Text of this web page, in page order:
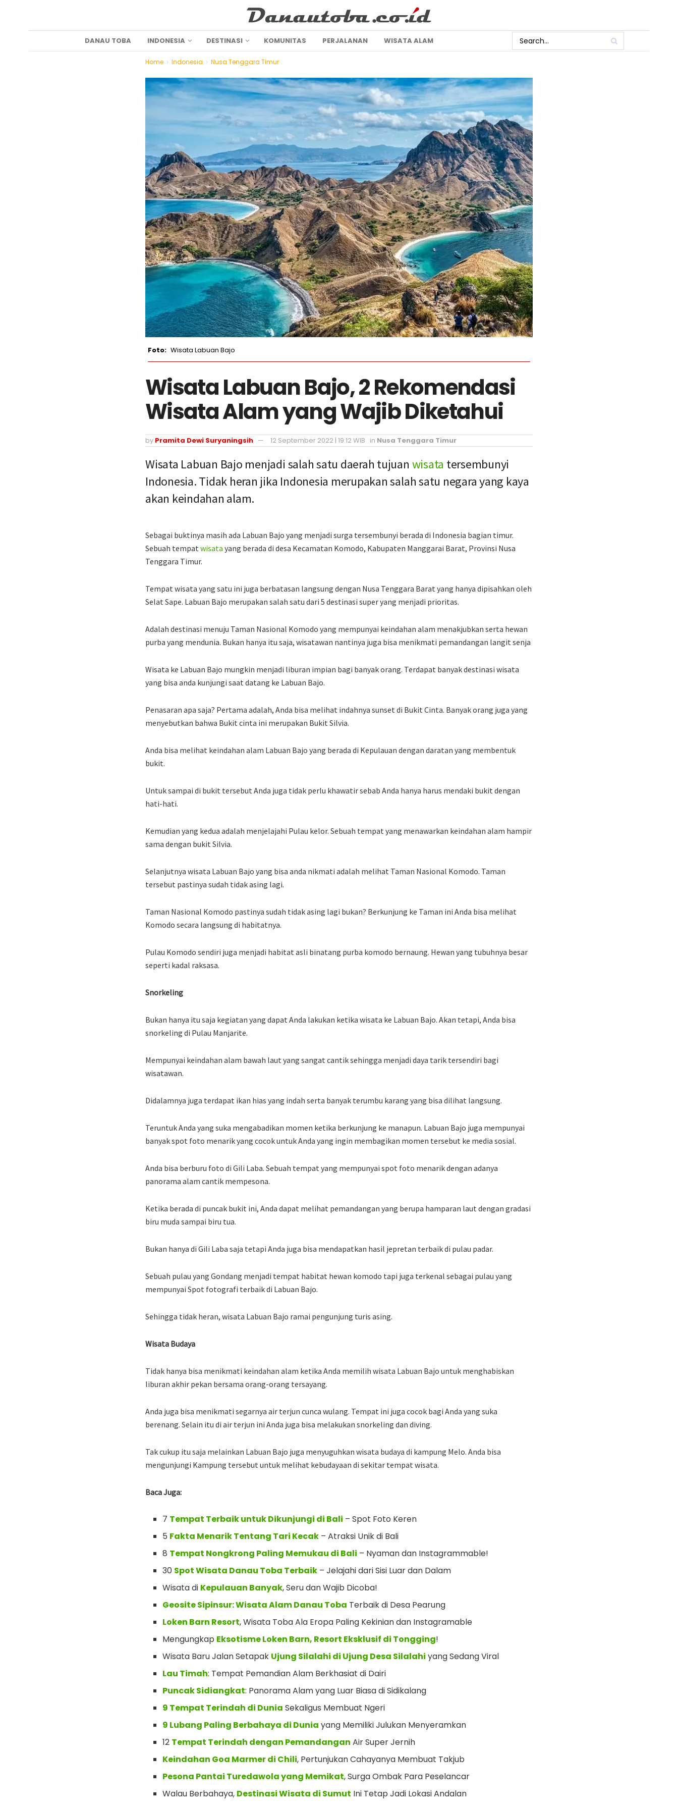
DANAU TOBA INDONESIA DESTINASI KOMUNITAS PERJALANAN WISATA ALAM
Home Indonesia Nusa Tenggara Timur
Wisata Labuan Bajo
Wisata Labuan Bajo, 2 Rekomendasi
Wisata Alam yang Wajib Diketahui
by Pramita Dewi Suryaningsih 12 September 2022 | 19:12 WIB in Nusa Tenggara Timur
Wisata Labuan Bajo menjadi salah satu daerah tujuan wisata tersembunyi
Indonesia. Tidak heran jika Indonesia merupakan salah satu negara yang kaya
akan keindahan alam.
Sebagai buktinya masih ada Labuan Bajo yang menjadi surga tersembunyi berada di Indonesia bagian timur.
Sebuah tempat wisata yang berada di desa Kecamatan Komodo, Kabupaten Manggarai Barat, Provinsi Nusa
Tenggara Timur.
Tempat wisata yang satu ini juga berbatasan langsung dengan Nusa Tenggara Barat yang hanya dipisahkan oleh
Selat Sape. Labuan Bajo merupakan salah satu dari 5 destinasi super yang menjadi prioritas.
Adalah destinasi menuju Taman Nasional Komodo yang mempunyai keindahan alam menakjubkan serta hewan
purba yang mendunia. Bukan hanya itu saja, wisatawan nantinya juga bisa menikmati pemandangan langit senja
Wisata ke Labuan Bajo mungkin menjadi liburan impian bagi banyak orang. Terdapat banyak destinasi wisata
yang bisa anda kunjungi saat datang ke Labuan Bajo.
Penasaran apa saja? Pertama adalah, Anda bisa melihat indahnya sunset di Bukit Cinta. Banyak orang juga yang
menyebutkan bahwa Bukit cinta ini merupakan Bukit Silvia.
Anda bisa melihat keindahan alam Labuan Bajo yang berada di Kepulauan dengan daratan yang membentuk
bukit.
Untuk sampai di bukit tersebut Anda juga tidak perlu khawatir sebab Anda hanya harus mendaki bukit dengan
hati-hati.
Kemudian yang kedua adalah menjelajahi Pulau kelor. Sebuah tempat yang menawarkan keindahan alam hampir
sama dengan bukit Silvia.
Selanjutnya wisata Labuan Bajo yang bisa anda nikmati adalah melihat Taman Nasional Komodo. Taman
tersebut pastinya sudah tidak asing lagi.
Taman Nasional Komodo pastinya sudah tidak asing lagi bukan? Berkunjung ke Taman ini Anda bisa melihat
Komodo secara langsung di habitatnya.
Pulau Komodo sendiri juga menjadi habitat asli binatang purba komodo bernaung. Hewan yang tubuhnya besar
seperti kadal raksasa.
Snorkeling
Bukan hanya itu saja kegiatan yang dapat Anda lakukan ketika wisata ke Labuan Bajo. Akan tetapi, Anda bisa
snorkeling di Pulau Manjarite.
Mempunyai keindahan alam bawah laut yang sangat cantik sehingga menjadi daya tarik tersendiri bagi
wisatawan.
Didalamnya juga terdapat ikan hias yang indah serta banyak terumbu karang yang bisa dilihat langsung.
Teruntuk Anda yang suka mengabadikan momen ketika berkunjung ke manapun. Labuan Bajo juga mempunyai
banyak spot foto menarik yang cocok untuk Anda yang ingin membagikan momen tersebut ke media sosial.
Anda bisa berburu foto di Gili Laba. Sebuah tempat yang mempunyai spot foto menarik dengan adanya
panorama alam cantik mempesona.
Ketika berada di puncak bukit ini, Anda dapat melihat pemandangan yang berupa hamparan laut dengan gradasi
biru muda sampai biru tua.
Bukan hanya di Gili Laba saja tetapi Anda juga bisa mendapatkan hasil jepretan terbaik di pulau padar.
Sebuah pulau yang Gondang menjadi tempat habitat hewan komodo tapi juga terkenal sebagai pulau yang
mempunyai Spot fotografi terbaik di Labuan Bajo.
Sehingga tidak heran, wisata Labuan Bajo ramai pengunjung turis asing.
Wisata Budaya
Tidak hanya bisa menikmati keindahan alam ketika Anda memilih wisata Labuan Bajo untuk menghabiskan
liburan akhir pekan bersama orang-orang tersayang.
Anda juga bisa menikmati segarnya air terjun cunca wulang. Tempat ini juga cocok bagi Anda yang suka
berenang. Selain itu di air terjun ini Anda juga bisa melakukan snorkeling dan diving.
Tak cukup itu saja melainkan Labuan Bajo juga menyuguhkan wisata budaya di kampung Melo. Anda bisa
mengunjungi Kampung tersebut untuk melihat kebudayaan di sekitar tempat wisata.
Baca Juga:
7 Tempat Terbaik untuk Dikunjungi di Bali – Spot Foto Keren
5 Fakta Menarik Tentang Tari Kecak – Atraksi Unik di Bali
8 Tempat Nongkrong Paling Memukau di Bali – Nyaman dan Instagrammable!
30 Spot Wisata Danau Toba Terbaik – Jelajahi dari Sisi Luar dan Dalam
Wisata di Kepulauan Banyak, Seru dan Wajib Dicoba!
Geosite Sipinsur: Wisata Alam Danau Toba Terbaik di Desa Pearung
Loken Barn Resort, Wisata Toba Ala Eropa Paling Kekinian dan Instagramable
Mengungkap Eksotisme Loken Barn, Resort Eksklusif di Tongging!
Wisata Baru Jalan Setapak Ujung Silalahi di Ujung Desa Silalahi yang Sedang Viral
Lau Timah: Tempat Pemandian Alam Berkhasiat di Dairi
Puncak Sidiangkat: Panorama Alam yang Luar Biasa di Sidikalang
9 Tempat Terindah di Dunia Sekaligus Membuat Ngeri
9 Lubang Paling Berbahaya di Dunia yang Memiliki Julukan Menyeramkan
12 Tempat Terindah dengan Pemandangan Air Super Jernih
Keindahan Goa Marmer di Chili, Pertunjukan Cahayanya Membuat Takjub
Pesona Pantai Turedawola yang Memikat, Surga Ombak Para Peselancar
Walau Berbahaya, Destinasi Wisata di Sumut Ini Tetap Jadi Lokasi Andalan